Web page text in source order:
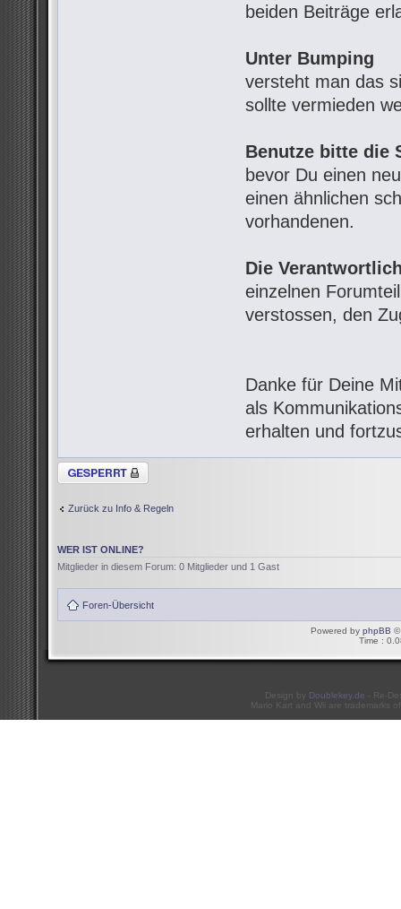
beiden Beiträge
Unter Bumping
versteht man das
sollte vermieden
Benutze bitte die
bevor Du einen
einen ähnlichen
vorhandenen.
Die
einzelnen
verstossen, den
Danke für Deine
als
erhalten und
Thema gesperrt
Zurück zu Info & Regeln
WER IST ONLINE?
Mitglieder in diesem Forum: 0 Mitglieder und 1 Gast
Foren-Übersicht
Powered by phpBB ©
Time :
Design by Doublekey.de - Re-
Mario Kart and Wii are trademarks